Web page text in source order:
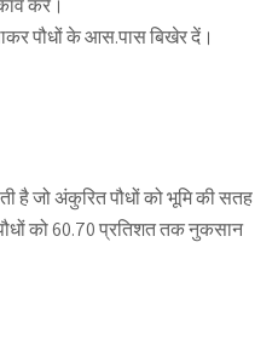
करें।
पौधों के आस.पास बिखेर दें।
है जो अंकुरित पौधों को भूमि की सतह
को 60.70 प्रतिशत तक नुकसान